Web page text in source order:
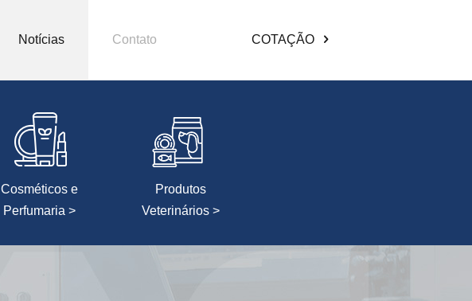
Notícias Contato COTAÇÃO
Cosméticos e
Perfumaria >
Produtos
Veterinários >